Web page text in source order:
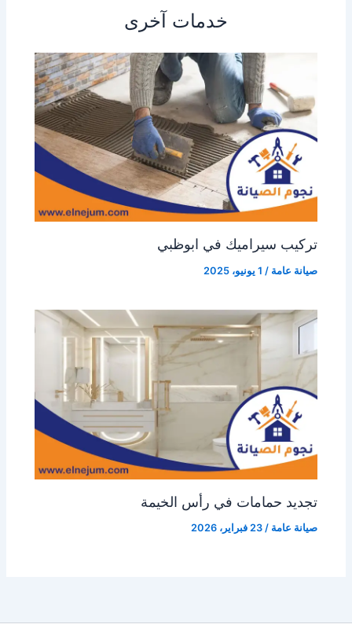
خدمات آخرى
تركيب سيراميك في ابوظبي
صيانة عامة / 1 يونيو، 2025
تجديد حمامات في رأس الخيمة
صيانة عامة /23 فبراير، 2026